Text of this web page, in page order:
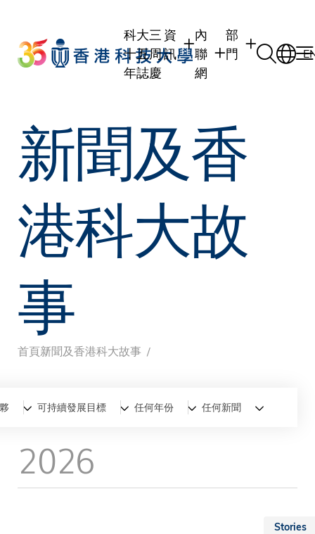
main
content
科大三
十五周
年誌慶
資
訊
校友
傳媒
公眾
內
聯
網
校友內聯網
部
門
行政部門
社交平台及應用
新聞及香
港科大故
事
導
航
連
結
首頁新聞及香港科大故事
全部新聞香港科大故事
可持續發展目標 任何年份 任何新聞
2026
Stories